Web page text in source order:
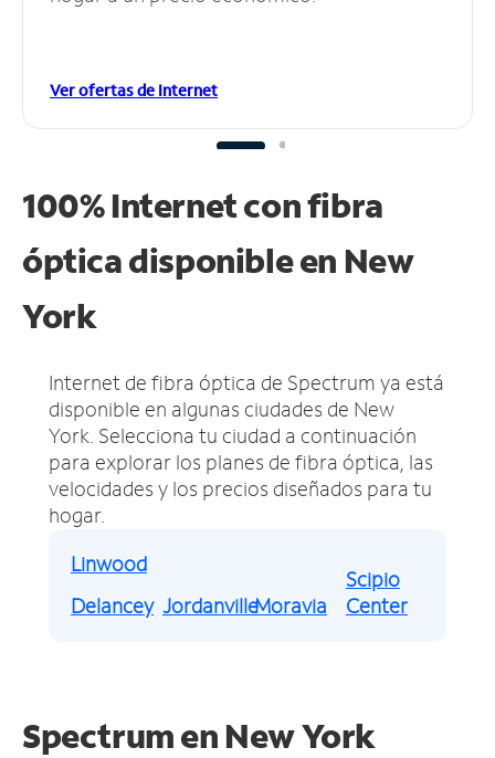
Ver ofertas de Internet
100% Internet con fibra
óptica disponible en New
York
Internet de fibra óptica de Spectrum ya está
disponible en algunas ciudades de New
York. Selecciona tu ciudad a continuación
para explorar los planes de fibra óptica, las
velocidades y los precios diseñados para tu
hogar.
Linwood
Delancey JordanvilleMoravia
Scipio
Center
Spectrum en New York